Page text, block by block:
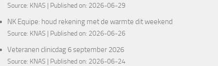
Source: KNAS Published on: 2026-06-29
NK Equipe: houd rekening met de warmte dit weekend
Source: KNAS Published on: 2026-06-26
Veteranen clinicdag 6 september 2026
Source: KNAS Published on: 2026-06-24